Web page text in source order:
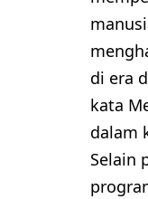
di era
kata
dalam
Selain